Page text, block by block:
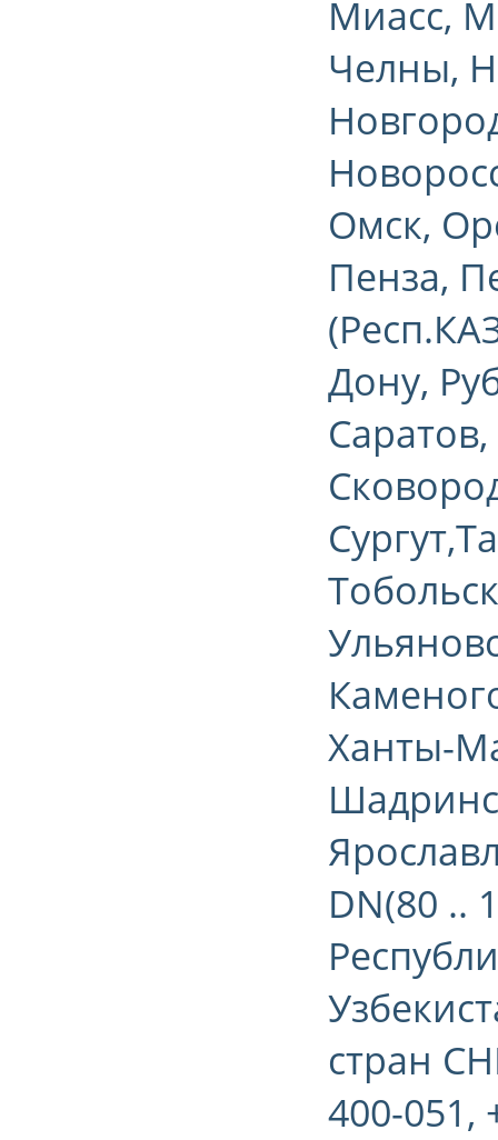
Миасс,
Челны,
Омск,
Пенза,
Дону,
Ханты-
DN(80 ..
стран
400-051,